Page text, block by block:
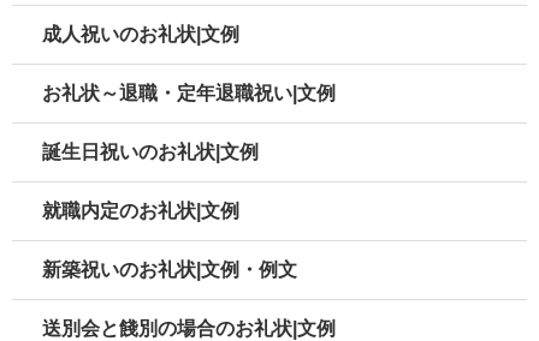
成人祝いのお礼状|文例
お礼状～退職・定年退職祝い|文例
誕生日祝いのお礼状|文例
就職内定のお礼状|文例
新築祝いのお礼状|文例・例文
送別会と餞別の場合のお礼状|文例